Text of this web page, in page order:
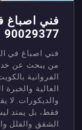
فني اصباغ
90029377
فني اصباغ في
من يبحث عن
الفروانية
العالية
والديكورات. لا
فقط، بل يمتد
الشقق والفلل